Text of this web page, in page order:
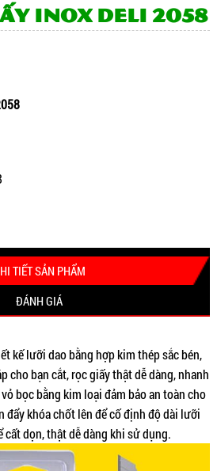
Inox Deli 2058
TIẾT SẢN PHẨM
ĐÁNH GIÁ
kế lưỡi dao bằng hợp kim thép sắc bén,
cho bạn cắt, rọc giấy thật dễ dàng, nhanh
bọc bằng kim loại đảm bảo an toàn cho
đẩy khóa chốt lên để cố định độ dài lưỡi
cất dọn, thật dễ dàng khi sử dụng.